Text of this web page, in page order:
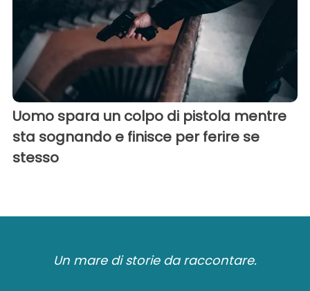
Uomo spara un colpo di pistola mentre
sta sognando e finisce per ferire se
stesso
Un mare di storie da raccontare.